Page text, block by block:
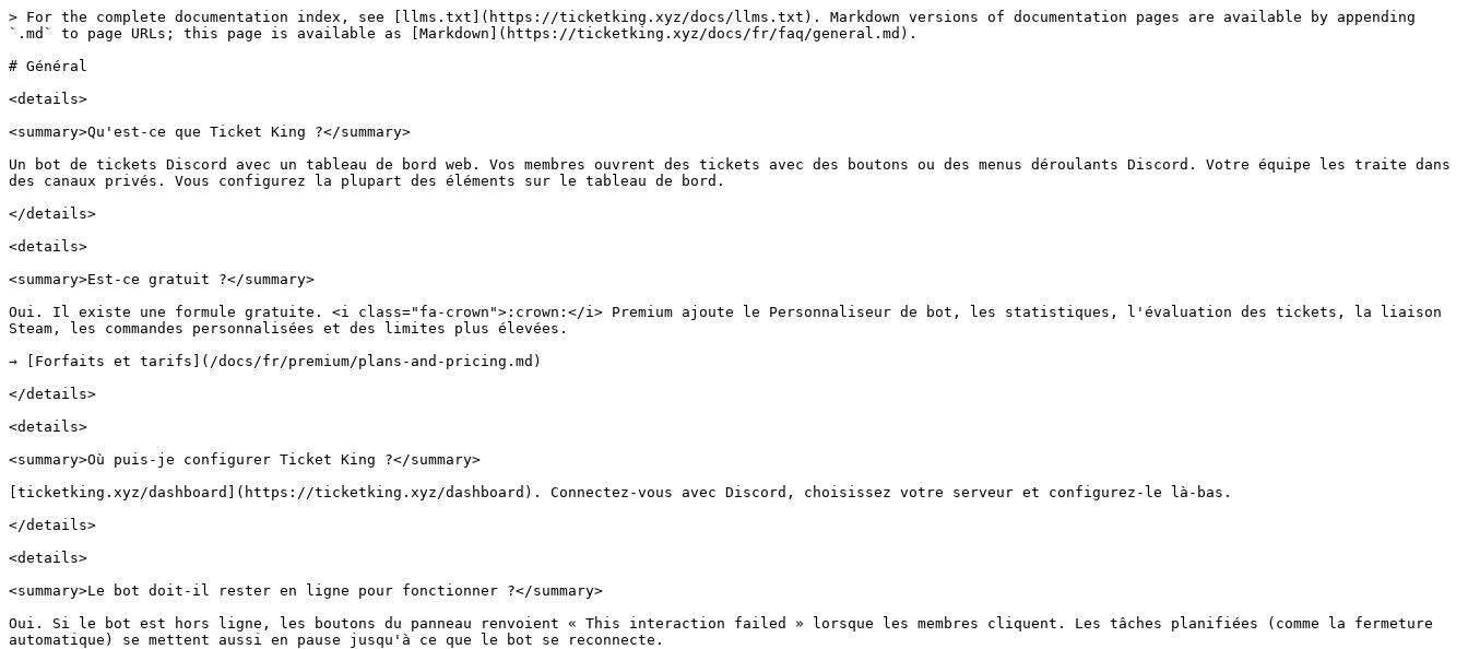
> For the complete documentation index, see [llms.txt](https://ticketking.xyz/docs/llms.txt). Markdown versions of documentation pages are available by appending
`.md` to page URLs; this page is available as [Markdown](https://ticketking.xyz/docs/fr/faq/general.md).
# Général
<details>
<summary>Qu'est-ce que Ticket King ?</summary>
Un bot de tickets Discord avec un tableau de bord web. Vos membres ouvrent des tickets avec des boutons ou des menus déroulants Discord. Votre équipe les traite dans
des canaux privés. Vous configurez la plupart des éléments sur le tableau de bord.
</details>
<details>
<summary>Est-ce gratuit ?</summary>
Oui. Il existe une formule gratuite. <i class="fa-crown">:crown:</i> Premium ajoute le Personnaliseur de bot, les statistiques, l'évaluation des tickets, la liaison
Steam, les commandes personnalisées et des limites plus élevées.
→ [Forfaits et tarifs](/docs/fr/premium/plans-and-pricing.md)
</details>
<details>
<summary>Où puis-je configurer Ticket King ?</summary>
[ticketking.xyz/dashboard](https://ticketking.xyz/dashboard). Connectez-vous avec Discord, choisissez votre serveur et configurez-le là-bas.
</details>
<details>
<summary>Le bot doit-il rester en ligne pour fonctionner ?</summary>
Oui. Si le bot est hors ligne, les boutons du panneau renvoient « This interaction failed » lorsque les membres cliquent. Les tâches planifiées (comme la fermeture
automatique) se mettent aussi en pause jusqu'à ce que le bot se reconnecte.